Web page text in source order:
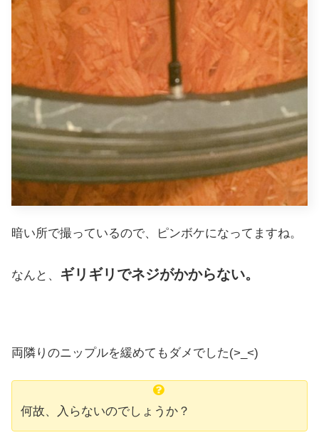
暗い所で撮っているので、ピンボケになってますね。
なんと、 ギリギリでネジがかからない。
両隣りのニップルを緩めてもダメでした(>_<)
何故、入らないのでしょうか？